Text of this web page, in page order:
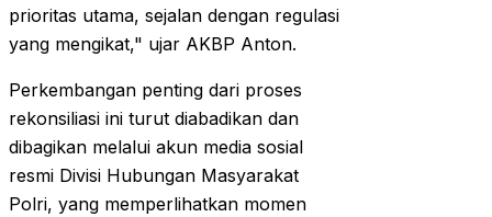
prioritas utama, sejalan dengan regulasi
yang mengikat," ujar AKBP Anton.
Perkembangan penting dari proses
rekonsiliasi ini turut diabadikan dan
dibagikan melalui akun media sosial
resmi Divisi Hubungan Masyarakat
Polri, yang memperlihatkan momen